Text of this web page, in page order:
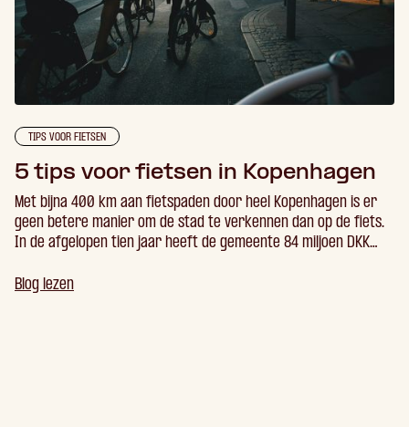
TIPS VOOR FIETSEN
5 tips voor fietsen in Kopenhagen
Met bijna 400 km aan fietspaden door heel Kopenhagen is er
geen betere manier om de stad te verkennen dan op de fiets.
In de afgelopen tien jaar heeft de gemeente 84 miljoen DKK
van de meest fietsvriendelijke steden ter wereld is geworden.
Blog lezen